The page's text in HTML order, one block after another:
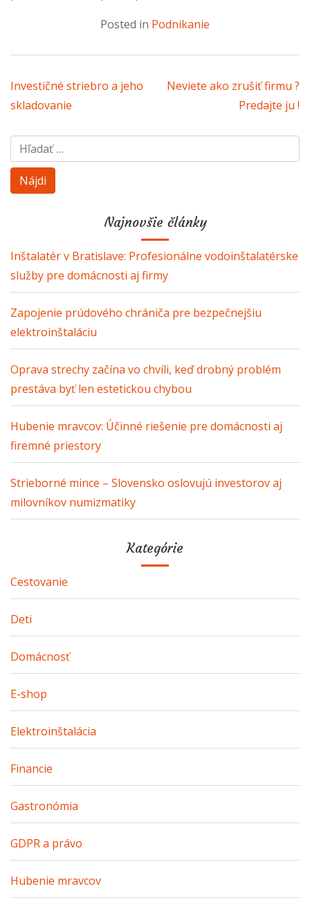
Posted in Podnikanie
Navigácia v článku
Investičné striebro a jeho
skladovanie
Neviete ako zrušiť firmu ?
Predajte ju !
Hľadať:
Najnovšie články
Inštalatér v Bratislave: Profesionálne vodoinštalatérske
služby pre domácnosti aj firmy
Zapojenie prúdového chrániča pre bezpečnejšiu
elektroinštaláciu
Oprava strechy začína vo chvíli, keď drobný problém
prestáva byť len estetickou chybou
Hubenie mravcov: Účinné riešenie pre domácnosti aj
firemné priestory
Strieborné mince – Slovensko oslovujú investorov aj
milovníkov numizmatiky
Kategórie
Cestovanie
Deti
Domácnosť
E-shop
Elektroinštalácia
Financie
Gastronómia
GDPR a právo
Hubenie mravcov